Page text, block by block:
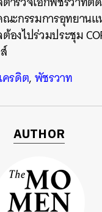
ณะกรรมการอุทยาน
งไปร่วมประชุม
ครดิต,พัชรวาท
AUTHOR